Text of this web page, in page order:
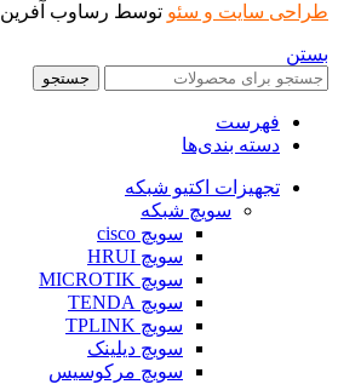
طراحی سایت و سئو توسط رساوب آفرین
بستن
جستجو
فهرست
دسته بندی‌ها
تجهیزات اکتیو شبکه
سویچ شبکه
سویچ cisco
سویچ HRUI
سویچ MICROTIK
سویچ TENDA
سویچ TPLINK
سویچ دیلینک
سویچ مرکوسیس